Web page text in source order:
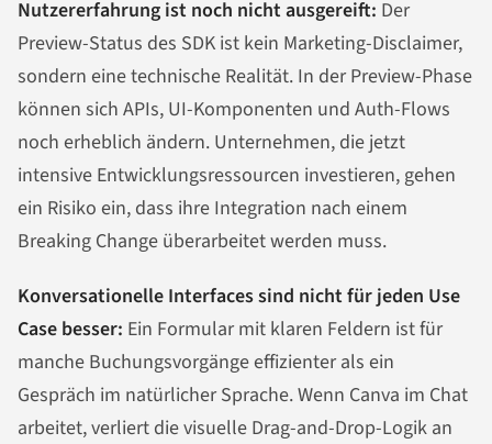
Nutzererfahrung ist noch nicht ausgereift: Der
Preview-Status des SDK ist kein Marketing-Disclaimer,
sondern eine technische Realität. In der Preview-Phase
können sich APIs, UI-Komponenten und Auth-Flows
noch erheblich ändern. Unternehmen, die jetzt
intensive Entwicklungsressourcen investieren, gehen
ein Risiko ein, dass ihre Integration nach einem
Breaking Change überarbeitet werden muss.
Konversationelle Interfaces sind nicht für jeden Use
Case besser: Ein Formular mit klaren Feldern ist für
manche Buchungsvorgänge effizienter als ein
Gespräch im natürlicher Sprache. Wenn Canva im Chat
arbeitet, verliert die visuelle Drag-and-Drop-Logik an